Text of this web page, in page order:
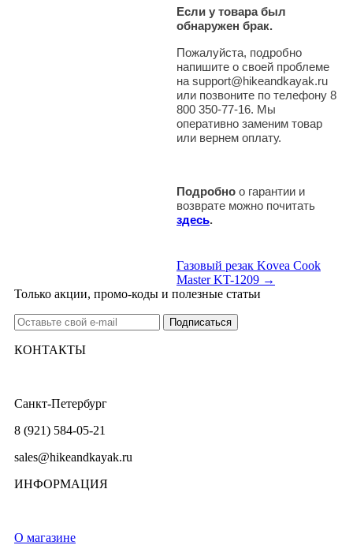
Если у товара был
обнаружен брак.
Пожалуйста, подробно
напишите о своей проблеме
на support@hikeandkayak.ru
или позвоните по телефону 8
800 350-77-16. Мы
оперативно заменим товар
или вернем оплату.
Подробно о гарантии и
возврате можно почитать
здесь.
Газовый резак Kovea Cook
Master KT-1209 →
Только акции, промо-коды и полезные статьи
КОНТАКТЫ
Санкт-Петербург
8 (921) 584-05-21
sales@hikeandkayak.ru
ИНФОРМАЦИЯ
О магазине